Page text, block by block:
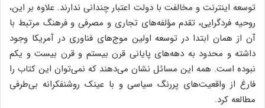
توسعه اینترنت و مخالفت با دولت اعتبار چندانی ندارند. علاوه بر این،
روحیه فردگرایی، تقدم مؤلفه‌های تجاری و مصرفی و فرهنگ مرتبط با
آن از همان ابتدا در توسعه اولین موج‌های فناوری در آمریکا وجود
داشته و محدود به دهه‌های پایانی قرن بیستم و قرن بیست و یکم
نبوده است. همه این مسائل نشان می‌دهند که نمی‌توان این کتاب را
فارغ از واقعیت‌های پررنگ سیاسی و با عینک روشنفکرانه بی‌طرفی
مطالعه کرد.